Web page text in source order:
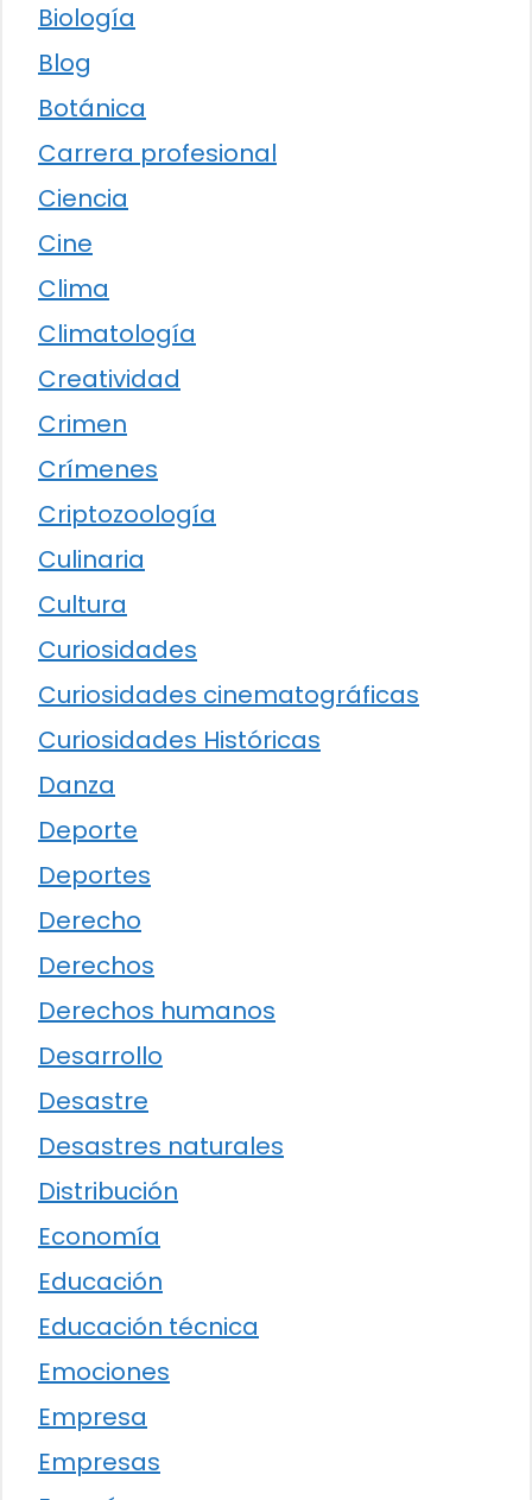
Biología
Blog
Botánica
Carrera profesional
Ciencia
Cine
Clima
Climatología
Creatividad
Crimen
Crímenes
Criptozoología
Culinaria
Cultura
Curiosidades
Curiosidades cinematográficas
Curiosidades Históricas
Danza
Deporte
Deportes
Derecho
Derechos
Derechos humanos
Desarrollo
Desastre
Desastres naturales
Distribución
Economía
Educación
Educación técnica
Emociones
Empresa
Empresas